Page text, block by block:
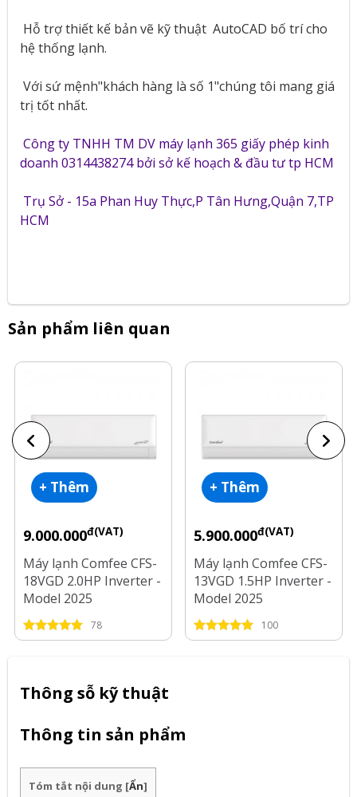
Hỗ trợ thiết kế bản vẽ kỹ thuật AutoCAD bố trí cho
hệ thống lạnh.
Với sứ mệnh"khách hàng là số 1"chúng tôi mang giá
trị tốt nhất.
Công ty TNHH TM DV máy lạnh 365 giấy phép kinh
doanh 0314438274 bởi sở kế hoạch & đầu tư tp HCM
Trụ Sở - 15a Phan Huy Thực,P Tân Hưng,Quận 7,TP
HCM
Sản phẩm liên quan
+ Thêm
9.000.000đ(VAT)
Máy lạnh Comfee CFS-
18VGD 2.0HP Inverter -
Model 2025
78
+ Thêm
5.900.000đ(VAT)
Máy lạnh Comfee CFS-
13VGD 1.5HP Inverter -
Model 2025
100
Thông sỗ kỹ thuật
Thông tin sản phẩm
Tóm tắt nội dung [Ẩn]